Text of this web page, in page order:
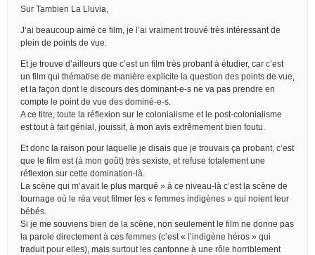
Sur Tambien La Lluvia,
J’ai beaucoup aimé ce film, je l’ai vraiment trouvé très intéressant de
plein de points de vue.
Et je trouve d’ailleurs que c’est un film très probant à étudier, car c’est
un film qui thématise de manière explicite la question des points de vue,
et la façon dont le discours des dominant-e-s ne va pas prendre en
compte le point de vue des dominé-e-s.
A ce titre, toute la réflexion sur le colonialisme et le post-colonialisme
est tout à fait génial, jouissif, à mon avis extrêmement bien foutu.
Et donc la raison pour laquelle je disais que je trouvais ça probant, c’est
que le film est (à mon goût) très sexiste, et refuse totalement une
réflexion sur cette domination-là.
La scène qui m’avait le plus marqué » à ce niveau-là c’est la scène de
tournage où le réa veut filmer les « femmes indigènes » qui noient leur
bébés.
Si je me souviens bien de la scène, non seulement le film ne donne pas
la parole directement à ces femmes (c’est « l’indigène héros » qui
traduit pour elles), mais surtout les cantonne à une rôle horriblement